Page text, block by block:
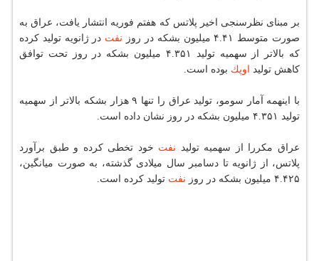
بر مبنای نظرسنجی اخیر پلاتس كه هفتم فوریه انتشار یافت، عراق به
صورت متوسط ۴.۴۱ میلیون بشكه در روز
نفت در ژانویه تولید كرده
كه بالاتر از سهمیه تولید ۴.۳۵۱ میلیون بشكه در روز تحت توافق
كاهش تولید اوپك بوده است.
با اینهمه آمار سومو، تولید عراق را تنها ۹ هزار بشكه بالاتر از سهمیه
تولید ۴.۳۵۱ میلیون بشكه در روز نشان داده است.
عراق مكررا از سهمیه تولید نفت خود تخطی كرده و طبق برآورد
پلاتس، از ژانویه تا دسامبر سال میلادی گذشته، به صورت میانگین،
۴.۴۲۵ میلیون بشكه در روز
نفت تولید كرده است.